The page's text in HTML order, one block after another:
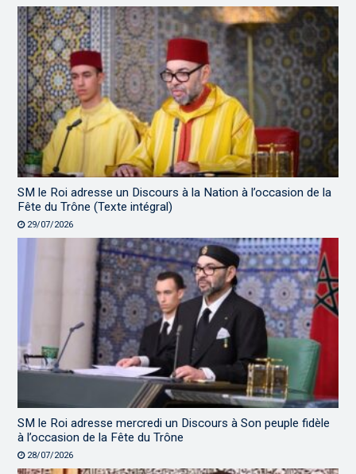
SM le Roi adresse un Discours à la Nation à l’occasion de la
Fête du Trône (Texte intégral)
29/07/2026
SM le Roi adresse mercredi un Discours à Son peuple fidèle
à l’occasion de la Fête du Trône
28/07/2026